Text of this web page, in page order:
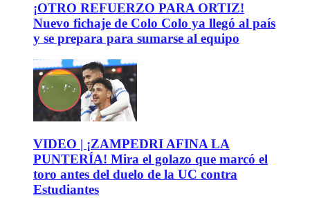
¡OTRO REFUERZO PARA ORTIZ!
Nuevo fichaje de Colo Colo ya llegó al país
y se prepara para sumarse al equipo
VIDEO | ¡ZAMPEDRI AFINA LA
PUNTERÍA! Mira el golazo que marcó el
toro antes del duelo de la UC contra
Estudiantes